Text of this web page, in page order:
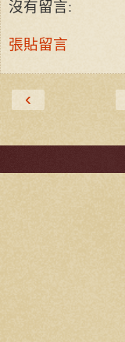
沒有留言:
張貼留言
‹